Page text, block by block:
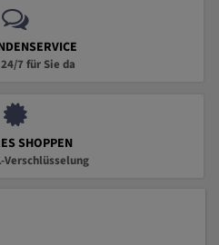
7 für Sie da
SHOPPEN
Verschlüsselung